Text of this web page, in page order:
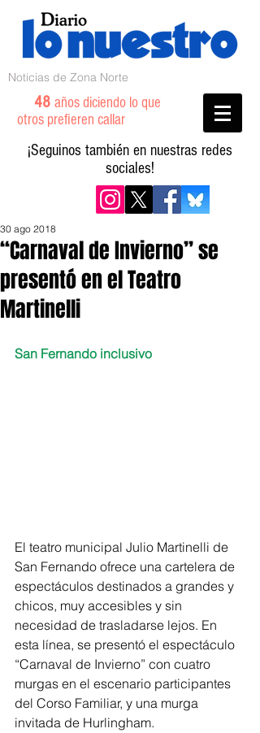
Noticias de Zona Norte
48 años diciendo lo que
otros prefieren callar
¡Seguinos también en nuestras redes
sociales!
“Carnaval de Invierno” se
presentó en el Teatro
Martinelli
30 ago 2018
San Fernando inclusivo
El teatro municipal Julio Martinelli de
San Fernando ofrece una cartelera de
espectáculos destinados a grandes y
chicos, muy accesibles y sin
necesidad de trasladarse lejos. En
esta línea, se presentó el espectáculo
“Carnaval de Invierno” con cuatro
murgas en el escenario participantes
del Corso Familiar, y una murga
invitada de Hurlingham.